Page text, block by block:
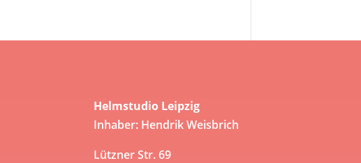
Helmstudio Leipzig
Inhaber: Hendrik Weisbrich
Lützner Str. 69